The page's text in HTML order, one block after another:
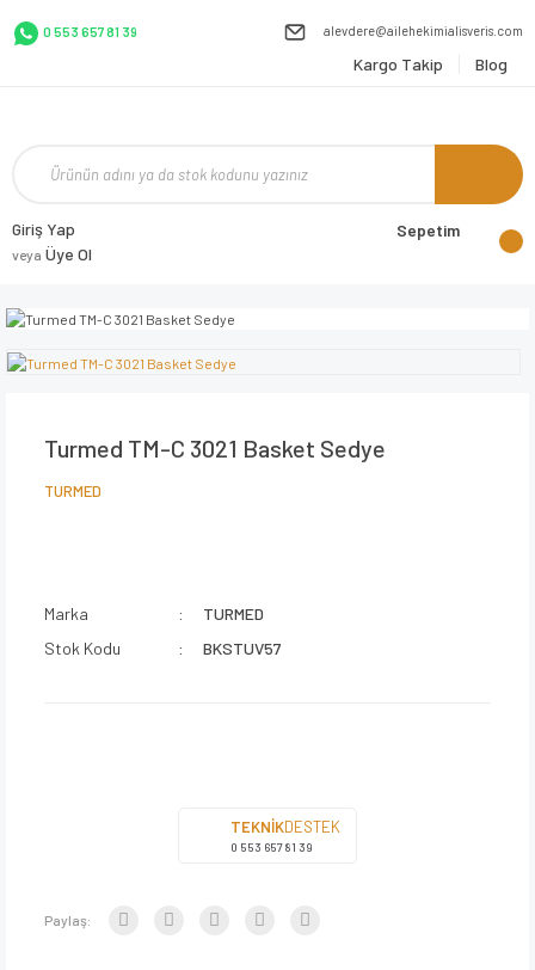
0 553 657 81 39 alevdere@ailehekimialisveris.com
Kargo Takip Blog
Giriş Yap
veya Üye Ol
Sepetim
Turmed TM-C 3021 Basket Sedye
TURMED
Marka
TURMED
Stok Kodu
BKSTUV57
TEKNİKDESTEK
0 553 657 81 39
Paylaş: